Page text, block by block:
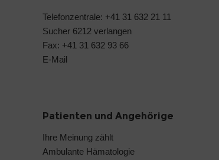
Telefonzentrale: +41 31 632 21 11
Sucher 6212 verlangen
Fax: +41 31 632 93 66
E-Mail
Patienten und Angehörige
Ihre Meinung zählt
Ambulante Hämatologie